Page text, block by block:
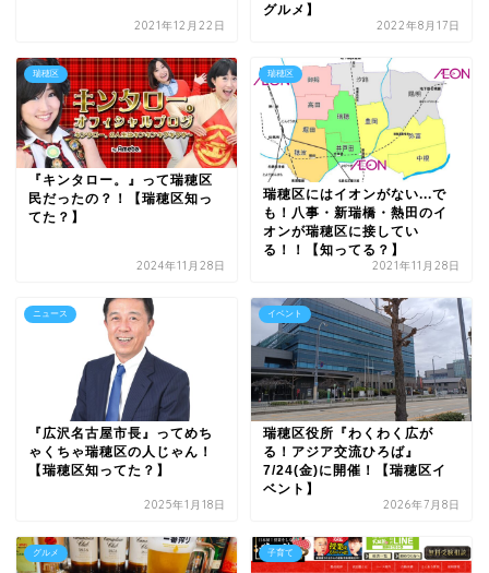
2021年12月22日
グルメ】
2022年8月17日
瑞穂区
『キンタロー。』って瑞穂区
民だったの？！【瑞穂区知っ
てた？】
2024年11月28日
瑞穂区
瑞穂区にはイオンがない...で
も！八事・新瑞橋・熱田のイ
オンが瑞穂区に接してい
る！！【知ってる？】
2021年11月28日
ニュース
『広沢名古屋市長』ってめち
ゃくちゃ瑞穂区の人じゃん！
【瑞穂区知ってた？】
2025年1月18日
イベント
瑞穂区役所『わくわく広が
る！アジア交流ひろば』
7/24(金)に開催！【瑞穂区イ
ベント】
2026年7月8日
グルメ 子育て